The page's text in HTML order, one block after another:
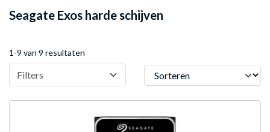
Seagate Exos harde schijven
1-9 van 9 resultaten
Filters Sorteren